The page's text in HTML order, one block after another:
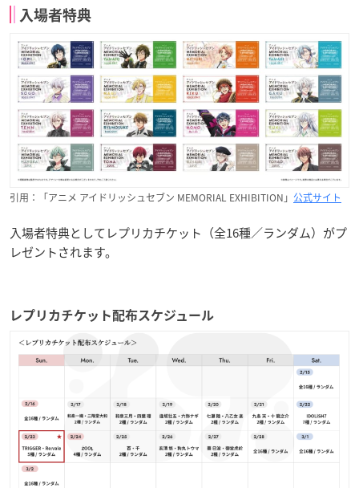
入場者特典
引用：「アニメ アイドリッシュセブン MEMORIAL EXHIBITION」 公式サイト
入場者特典としてレプリカチケット（全16種／ランダム）がプ
レゼントされます。
レプリカチケット配布スケジュール